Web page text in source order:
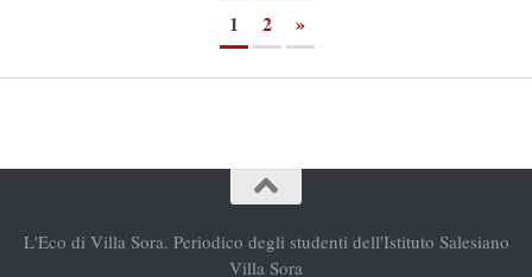
1
2 »
L'Eco di Villa Sora. Periodico degli studenti dell'Istituto Salesiano
Villa Sora